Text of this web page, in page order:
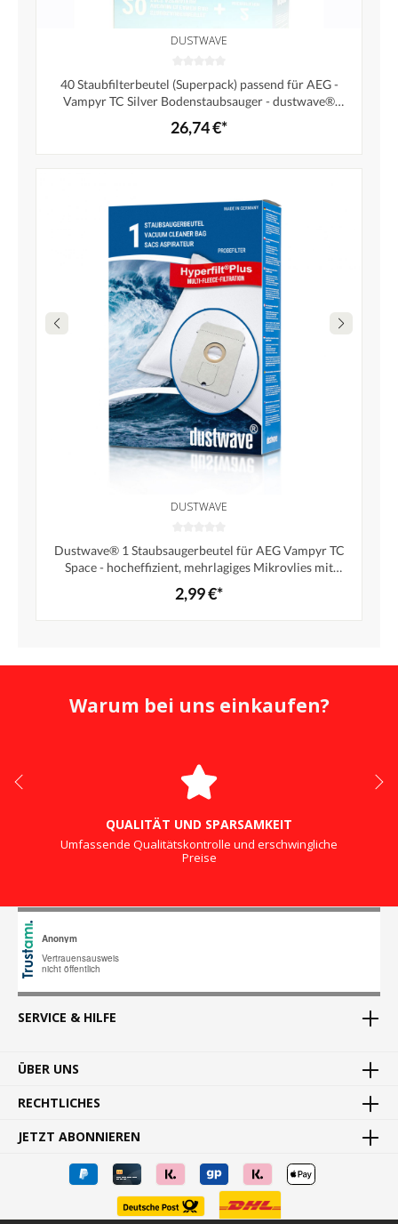
DUSTWAVE
40 Staubfilterbeutel (Superpack) passend für AEG -
Vampyr TC Silver Bodenstaubsauger - dustwave®
Markenstaubbeutel - Made in Germany + inkl. Micro-
Filter
26,74 €*
DUSTWAVE
Dustwave® 1 Staubsaugerbeutel für AEG Vampyr TC
Space - hocheffizient, mehrlagiges Mikrovlies mit
Hygieneverschluss - Made in Germany
2,99 €*
Warum bei uns einkaufen?
QUALITÄT UND SPARSAMKEIT
Umfassende Qualitätskontrolle und erschwingliche
Preise
SERVICE & HILFE
ÜBER UNS
RECHTLICHES
JETZT ABONNIEREN